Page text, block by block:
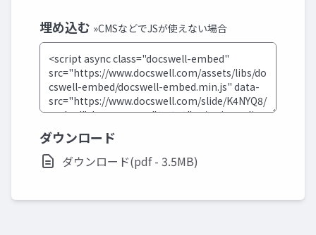
埋め込む »CMSなどでJSが使えない場合
ダウンロード
ダウンロード(pdf - 3.5MB)